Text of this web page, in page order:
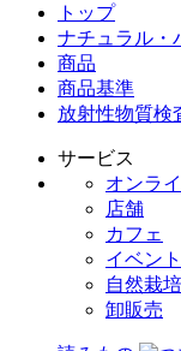
トップ
ナチュラル・
商品
商品基準
放射性物質検
サービス
オンラ
店舗
カフェ
イベント
自然栽
卸販売